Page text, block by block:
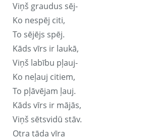
Viņš graudus sēj-
Ko nespēj citi,
To sējējs spēj.
Kāds vīrs ir laukā,
Viņš labību pļauj-
Ko neļauj citiem,
To pļāvējam ļauj.
Kāds vīrs ir mājās,
Viņš sētsvidū stāv.
Otra tāda vīra